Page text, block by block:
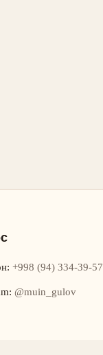
: +998 (94) 334-39-57
@muin_gulov